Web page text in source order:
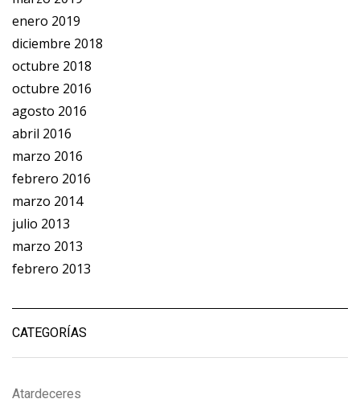
enero 2019
diciembre 2018
octubre 2018
octubre 2016
agosto 2016
abril 2016
marzo 2016
febrero 2016
marzo 2014
julio 2013
marzo 2013
febrero 2013
CATEGORÍAS
Atardeceres